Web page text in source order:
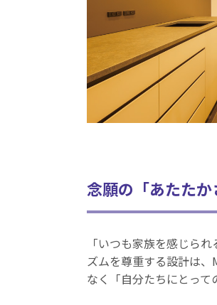
念願の「あたた
「いつも家族を感じら
ズムを尊重する設計は
なく「自分たちにとって